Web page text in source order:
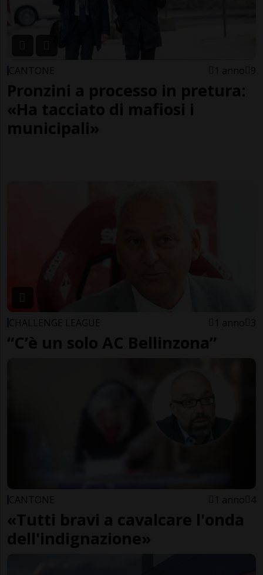
CANTONE 1 anno 9
Pronzini a processo in pretura:
«Ha tacciato di mafiosi i
municipali»
CHALLENGE LEAGUE 1 anno 3
“C’è un solo AC Bellinzona”
CANTONE 1 anno 4
«Tutti bravi a cavalcare l'onda
dell'indignazione»